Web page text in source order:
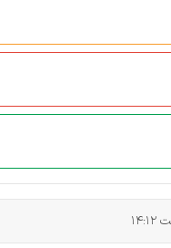
14:12